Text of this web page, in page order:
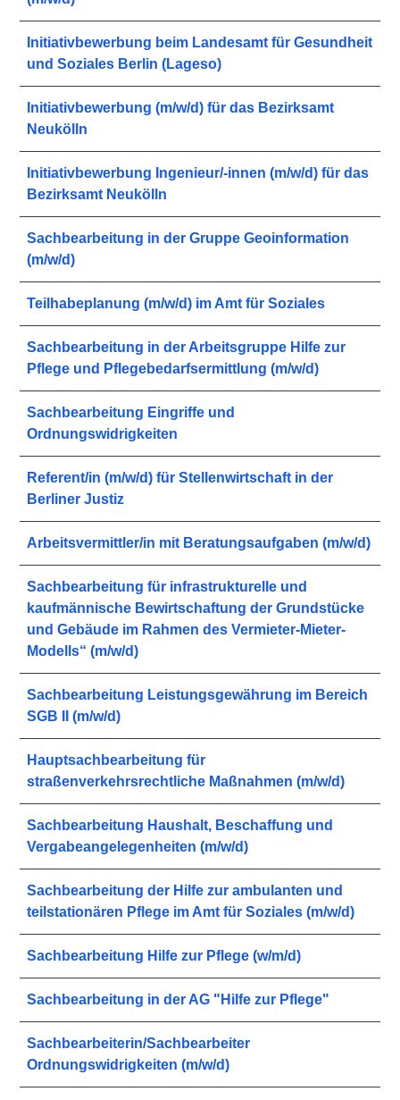
Initiativbewerbung beim Landesamt für Gesundheit
und Soziales Berlin (Lageso)
Initiativbewerbung (m/w/d) für das Bezirksamt
Neukölln
Initiativbewerbung Ingenieur/-innen (m/w/d) für das
Bezirksamt Neukölln
Sachbearbeitung in der Gruppe Geoinformation
(m/w/d)
Teilhabeplanung (m/w/d) im Amt für Soziales
Sachbearbeitung in der Arbeitsgruppe Hilfe zur
Pflege und Pflegebedarfsermittlung (m/w/d)
Sachbearbeitung Eingriffe und
Ordnungswidrigkeiten
Referent/in (m/w/d) für Stellenwirtschaft in der
Berliner Justiz
Arbeitsvermittler/in mit Beratungsaufgaben (m/w/d)
Sachbearbeitung für infrastrukturelle und
kaufmännische Bewirtschaftung der Grundstücke
und Gebäude im Rahmen des Vermieter-Mieter-
Modells“ (m/w/d)
Sachbearbeitung Leistungsgewährung im Bereich
SGB II (m/w/d)
Hauptsachbearbeitung für
straßenverkehrsrechtliche Maßnahmen (m/w/d)
Sachbearbeitung Haushalt, Beschaffung und
Vergabeangelegenheiten (m/w/d)
Sachbearbeitung der Hilfe zur ambulanten und
teilstationären Pflege im Amt für Soziales (m/w/d)
Sachbearbeitung Hilfe zur Pflege (w/m/d)
Sachbearbeitung in der AG "Hilfe zur Pflege"
Sachbearbeiterin/Sachbearbeiter
Ordnungswidrigkeiten (m/w/d)